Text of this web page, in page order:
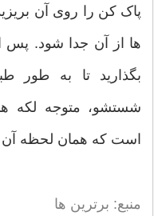
پاک کن را روی آن
ها از آن جدا شود. پس
بگذارید تا به
شستشو، متوجه لکه
است که همان لحظه آن
منبع: برترین ها